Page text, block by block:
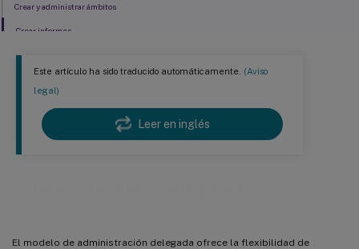
Este artículo ha sido traducido automáticamente. (Aviso
legal)
Leer en inglés
El modelo de administración delegada ofrece la flexibilidad de
Crear y administrar ámbitos
Crear informes